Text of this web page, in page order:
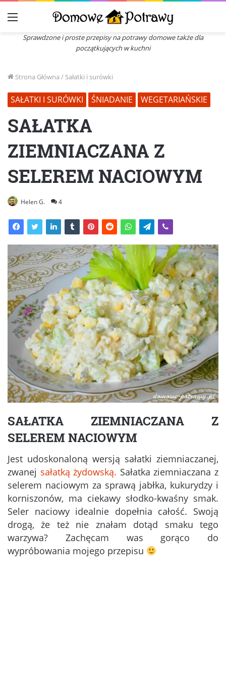
Menu
Sprawdzone i proste przepisy na potrawy domowe także dla
początkujących w kuchni
Strona Główna / Sałatki i surówki
SAŁATKI I SURÓWKI ŚNIADANIE WEGETARIAŃSKIE
SAŁATKA
ZIEMNIACZANA Z
SELEREM NACIOWYM
Helen G. 4
SAŁATKA ZIEMNIACZANA Z
SELEREM NACIOWYM
Jest udoskonaloną wersją sałatki ziemniaczanej,
zwanej sałatką żydowską. Sałatka ziemniaczana z
selerem naciowym za sprawą jabłka, kukurydzy i
korniszonów, ma ciekawy słodko-kwaśny smak.
Seler naciowy idealnie dopełnia całość. Swoją
drogą, że też nie znałam dotąd smaku tego
warzywa? Zachęcam was gorąco do
wypróbowania mojego przepisu